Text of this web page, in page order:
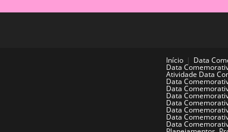
Início Data
Data
Atividade Data
Data
Data
Data
Data
Data
Data
Data